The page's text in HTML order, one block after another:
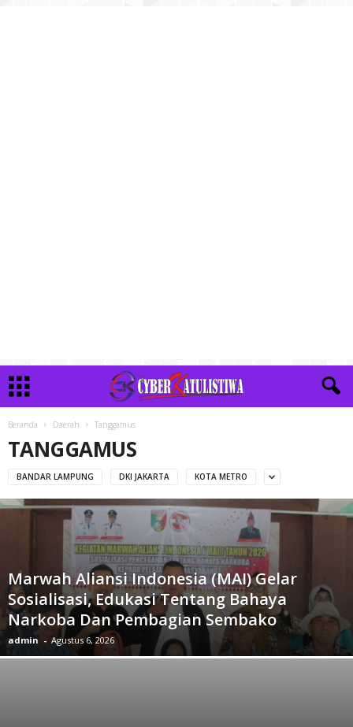
Beranda Daerah Tanggamus
TANGGAMUS
BANDAR LAMPUNG DKI JAKARTA KOTA METRO
Marwah Aliansi Indonesia (MAI) Gelar
Sosialisasi, Edukasi Tentang Bahaya
Narkoba Dan Pembagian Sembako
admin - Agustus 6, 2026